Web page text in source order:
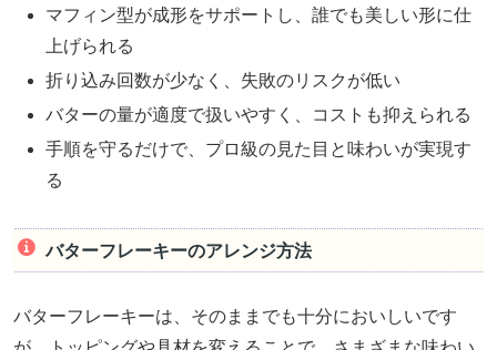
マフィン型が成形をサポートし、誰でも美しい形に仕
上げられる
折り込み回数が少なく、失敗のリスクが低い
バターの量が適度で扱いやすく、コストも抑えられる
手順を守るだけで、プロ級の見た目と味わいが実現す
る
バターフレーキーのアレンジ方法
バターフレーキーは、そのままでも十分においしいです